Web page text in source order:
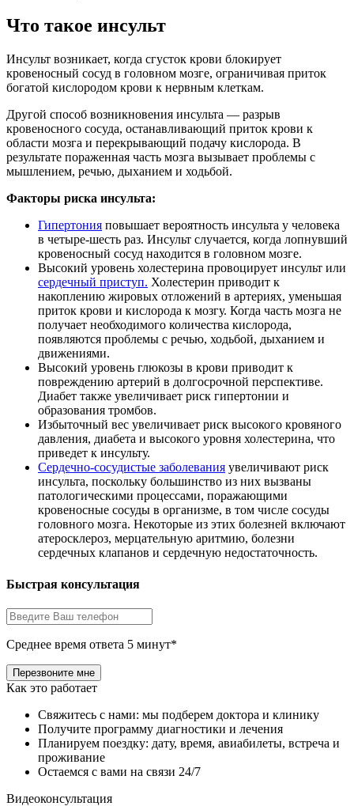
Что такое инсульт
Инсульт возникает, когда сгусток крови блокирует
кровеносный сосуд в головном мозге, ограничивая приток
богатой кислородом крови к нервным клеткам.
Другой способ возникновения инсульта — разрыв
кровеносного сосуда, останавливающий приток крови к
области мозга и перекрывающий подачу кислорода. В
результате пораженная часть мозга вызывает проблемы с
мышлением, речью, дыханием и ходьбой.
Факторы риска инсульта:
Гипертония повышает вероятность инсульта у человека
в четыре-шесть раз. Инсульт случается, когда лопнувший
кровеносный сосуд находится в головном мозге.
Высокий уровень холестерина провоцирует инсульт или
сердечный приступ. Холестерин приводит к
накоплению жировых отложений в артериях, уменьшая
приток крови и кислорода к мозгу. Когда часть мозга не
получает необходимого количества кислорода,
появляются проблемы с речью, ходьбой, дыханием и
движениями.
Высокий уровень глюкозы в крови приводит к
повреждению артерий в долгосрочной перспективе.
Диабет также увеличивает риск гипертонии и
образования тромбов.
Избыточный вес увеличивает риск высокого кровяного
давления, диабета и высокого уровня холестерина, что
приведет к инсульту.
Сердечно-сосудистые заболевания увеличивают риск
инсульта, поскольку большинство из них вызваны
патологическими процессами, поражающими
кровеносные сосуды в организме, в том числе сосуды
головного мозга. Некоторые из этих болезней включают
атеросклероз, мерцательную аритмию, болезни
сердечных клапанов и сердечную недостаточность.
Быстрая консультация
Среднее время ответа 5 минут*
Как это работает
Свяжитесь с нами: мы подберем доктора и клинику
Получите программу диагностики и лечения
Планируем поездку: дату, время, авиабилеты, встреча и
проживание
Остаемся с вами на связи 24/7
Видеоконсультация